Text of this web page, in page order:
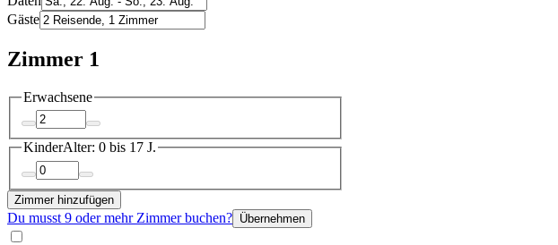
Gäste
Zimmer 1
Erwachsene
KinderAlter: 0 bis 17 J.
Zimmer hinzufügen
Du musst 9 oder mehr Zimmer buchen? Übernehmen